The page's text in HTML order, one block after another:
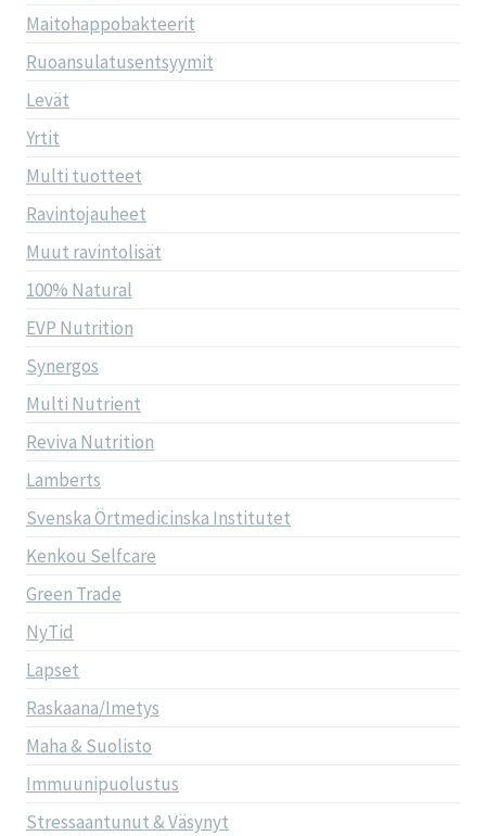
Maitohappobakteerit
Ruoansulatusentsyymit
Levät
Yrtit
Multi tuotteet
Ravintojauheet
Muut ravintolisät
100% Natural
EVP Nutrition
Synergos
Multi Nutrient
Reviva Nutrition
Lamberts
Svenska Örtmedicinska Institutet
Kenkou Selfcare
Green Trade
NyTid
Lapset
Raskaana/Imetys
Maha & Suolisto
Immuunipuolustus
Stressaantunut & Väsynyt